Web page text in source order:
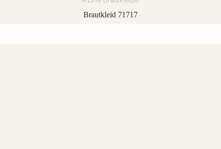
Brautkleid 71717